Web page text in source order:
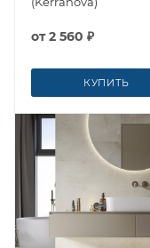
от2 560 ₽
КУПИТЬ